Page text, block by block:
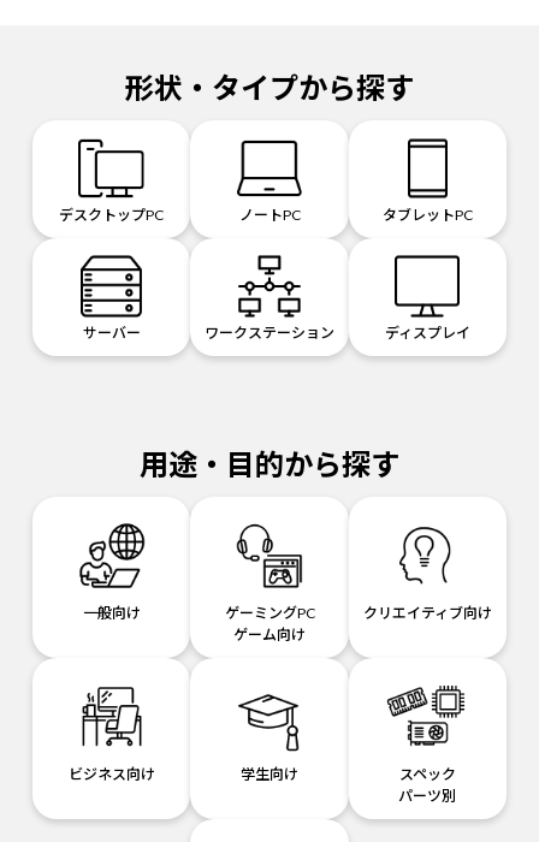
形状・タイプから探す
デスクトップPC ノートPC タブレットPC
サーバー ワークステーション ディスプレイ
用途・目的から探す
一般向け
ゲーミングPC
ゲーム向け
クリエイティブ向け
ビジネス向け 学生向け
スペック
パーツ別